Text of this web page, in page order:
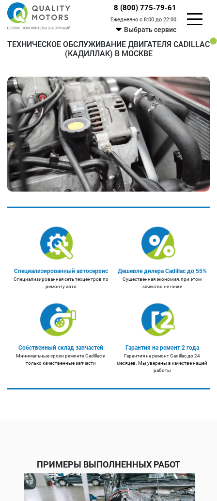
8 (800) 775-79-61
Ежедневно с 8:00 до 22:00
Выбрать сервис
ТЕХНИЧЕСКОЕ ОБСЛУЖИВАНИЕ ДВИГАТЕЛЯ CADILLAC
(КАДИЛЛАК) В МОСКВЕ
Специализированный автосервис
Специализированная сеть техцентров по
ремонту авто
Дешевле дилера Cadillac до 55%
Существенная экономия, при этом
качество не ниже
Собственный склад запчастей
Минимальные сроки ремонта Cadillac и
только качественные запчасти
Гарантия на ремонт 2 года
Гарантия на ремонт Cadillac до 24
месяцев. Мы уверены в качестве нашей
работы
ПРИМЕРЫ ВЫПОЛНЕННЫХ РАБОТ